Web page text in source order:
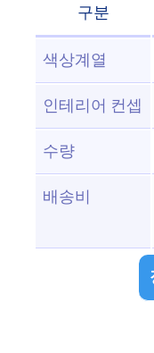
구분
색상계열
인테리어 컨셉
수량
배송비